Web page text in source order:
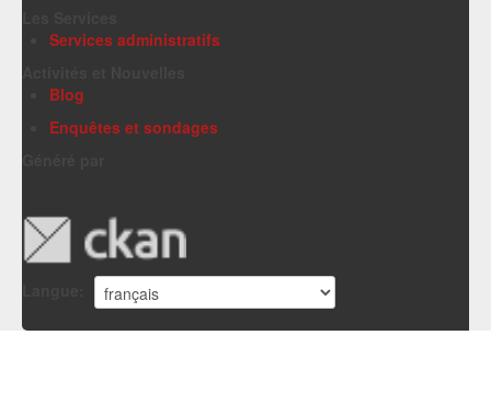
Services administratifs
Blog
Enquêtes et sondages